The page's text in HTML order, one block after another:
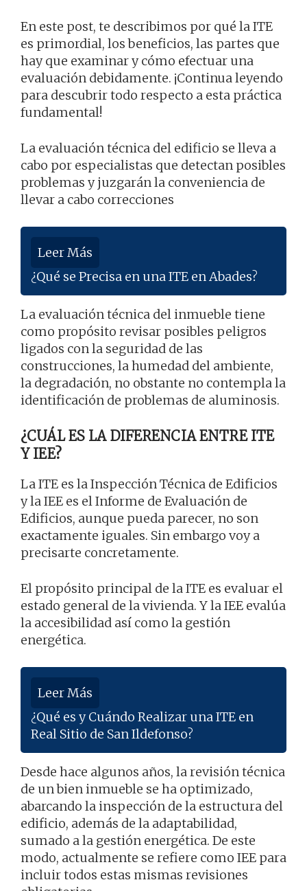
En este post, te describimos por qué la ITE
es primordial, los beneficios, las partes que
hay que examinar y cómo efectuar una
evaluación debidamente. ¡Continua leyendo
para descubrir todo respecto a esta práctica
fundamental!
La evaluación técnica del edificio se lleva a
cabo por especialistas que detectan posibles
problemas y juzgarán la conveniencia de
llevar a cabo correcciones
Leer Más
¿Qué se Precisa en una ITE en Abades?
La evaluación técnica del inmueble tiene
como propósito revisar posibles peligros
ligados con la seguridad de las
construcciones, la humedad del ambiente,
la degradación, no obstante no contempla la
identificación de problemas de aluminosis.
¿CUÁL ES LA DIFERENCIA ENTRE ITE
Y IEE?
La ITE es la Inspección Técnica de Edificios
y la IEE es el Informe de Evaluación de
Edificios, aunque pueda parecer, no son
exactamente iguales. Sin embargo voy a
precisarte concretamente.
El propósito principal de la ITE es evaluar el
estado general de la vivienda. Y la IEE evalúa
la accesibilidad así como la gestión
energética.
Leer Más
¿Qué es y Cuándo Realizar una ITE en
Real Sitio de San Ildefonso?
Desde hace algunos años, la revisión técnica
de un bien inmueble se ha optimizado,
abarcando la inspección de la estructura del
edificio, además de la adaptabilidad,
sumado a la gestión energética. De este
modo, actualmente se refiere como IEE para
incluir todos estas mismas revisiones